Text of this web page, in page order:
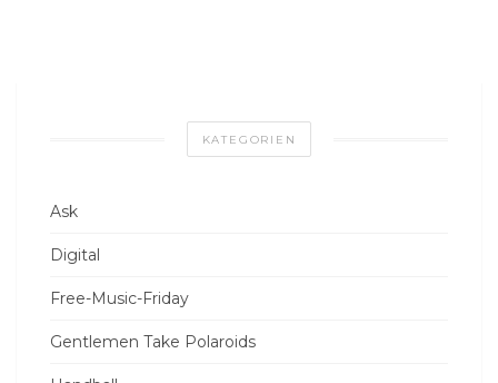
KATEGORIEN
Ask
Digital
Free-Music-Friday
Gentlemen Take Polaroids